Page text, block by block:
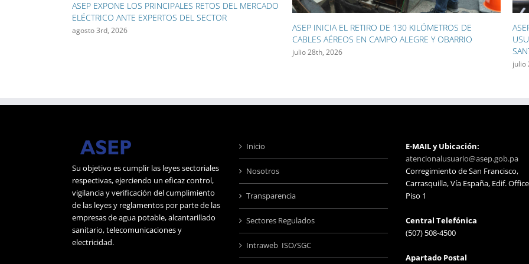
DEL MERCADO
ASEP INICIA EL RETIRO DE 130 KILÓMETROS DE
ASEP ACERCÓ SUS SERVICIOS A CIENTOS DE
USUARIOS DURANTE LAS FIESTAS PATRONALES DE
SANTIAGO
Su objetivo es cumplir las leyes sectoriales
respectivas, ejerciendo un eficaz control,
vigilancia y verificación del cumplimiento
de las leyes y reglamentos por parte de las
empresas de agua potable, alcantarillado
sanitario, telecomunicaciones y
electricidad.
Inicio
Nosotros
Transparencia
Sectores Regulados
Intraweb ISO/SGC
E-MAIL y Ubicación:
atencionalusuario@asep.gob.pa
Corregimiento de San Francisco,
Carrasquilla, Vía España, Edif.
Piso 1
Central Telefónica
(507) 508-4500
Apartado Postal